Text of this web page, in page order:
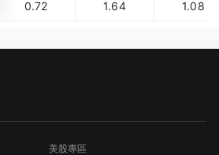
0.72 1.64 1.08
美股專區